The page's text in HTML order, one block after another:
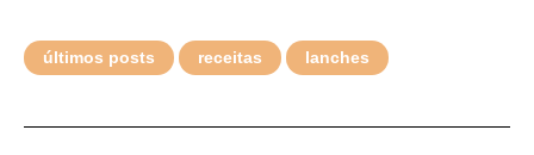
últimos posts receitas lanches